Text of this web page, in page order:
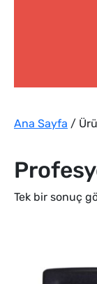
Ana Sayfa /
Tek bir sonuç